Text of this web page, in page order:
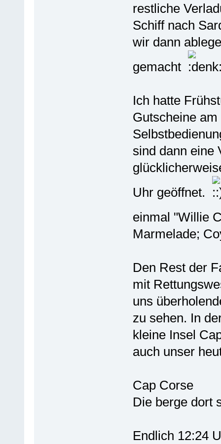
restliche
Schiff nach
wir dann
gemacht
Ich hatte
Gutscheine
sind dann eine
Uhr geöffnet.
einmal "Willie
Marmelade;
Den Rest der
mit
uns
zu sehen. In
kleine Insel
auch unser
Cap Corse
Die berge dort
Endlich 12:24